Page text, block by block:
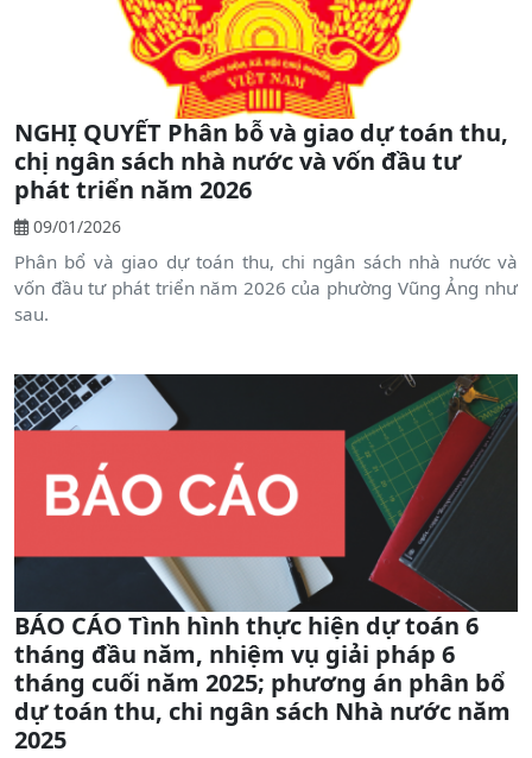
NGHỊ QUYẾT Phân bỗ và giao dự toán thu,
chị ngân sách nhà nước và vốn đầu tư
phát triển năm 2026
09/01/2026
Phân bổ và giao dự toán thu, chi ngân sách nhà nước và
vốn đầu tư phát triển năm 2026 của phường Vũng Ảng như
sau.
BÁO CÁO Tình hình thực hiện dự toán 6
tháng đầu năm, nhiệm vụ giải pháp 6
tháng cuối năm 2025; phương án phân bổ
dự toán thu, chi ngân sách Nhà nước năm
2025